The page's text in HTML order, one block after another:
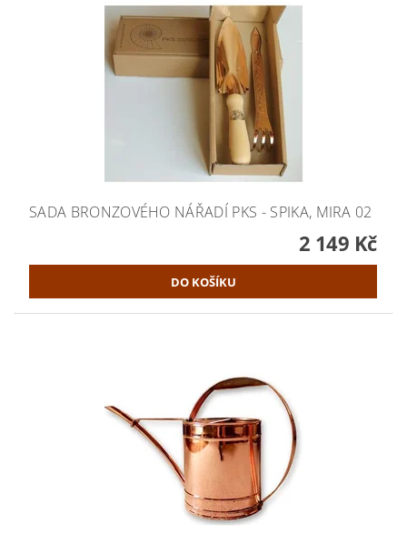
SADA BRONZOVÉHO NÁŘADÍ PKS - SPIKA, MIRA 02
2 149 Kč